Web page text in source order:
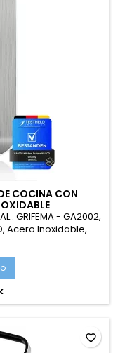
COCINA CON
. GRIFEMA - GA2002,
Acero Inoxidable,
11 lbs, Color gris
favorite_border